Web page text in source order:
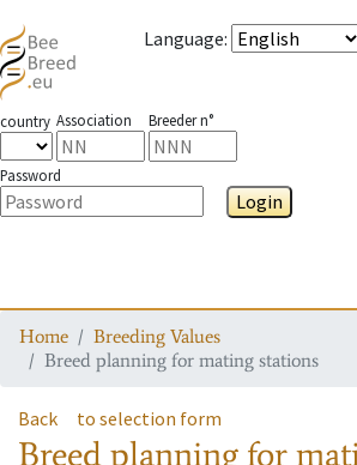
Language:
country Association Breeder n°
Password
Login
Home
Breeding Values
Breed planning for mating stations
Back to selection form
Breed planning for